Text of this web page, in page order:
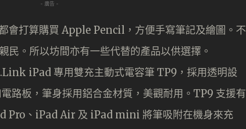
- 廣告 -
會打算購買 Apple Pencil，方便手寫筆記及繪圖。不
。所以坊間亦有一些代替的產品以供選擇。
iPad 專用雙充主動式電容筆 TP9，採用透明設
路板，筆身採用鋁合金材質，美觀耐用。TP9 支援有
Pro、iPad Air 及 iPad mini 將筆吸附在機身來充